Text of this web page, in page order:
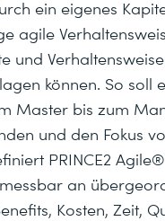
ein eigenes
agile
und
können. So soll
Master bis zum
und den Fokus
PRINCE2
an
Kosten, Zeit,